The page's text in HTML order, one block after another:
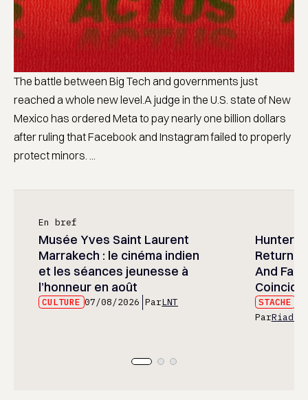
The battle between Big Tech and governments just
reached a whole new level.A judge in the U.S. state of New
Mexico has ordered Meta to pay nearly one billion dollars
after ruling that Facebook and Instagram failed to properly
protect minors. ...
En bref
Musée Yves Saint Laurent
Marrakech : le cinéma indien
et les séances jeunesse à
l’honneur en août
CULTURE 07/08/2026 ParLNT
Hunter
And
STACHE
ParRiad